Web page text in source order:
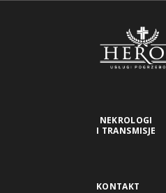
NEKROLOGI
I TRANSMISJE
KONTAKT